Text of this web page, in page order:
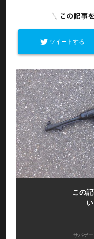
ツイートする
この
サバゲー